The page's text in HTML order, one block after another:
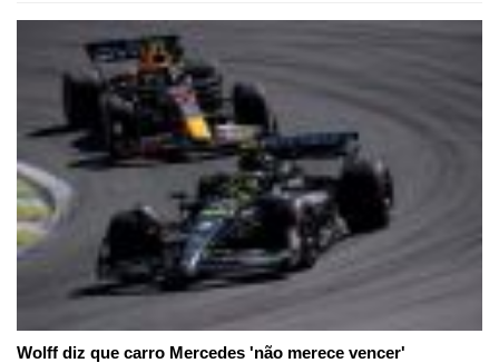
Wolff diz que carro Mercedes 'não merece vencer'